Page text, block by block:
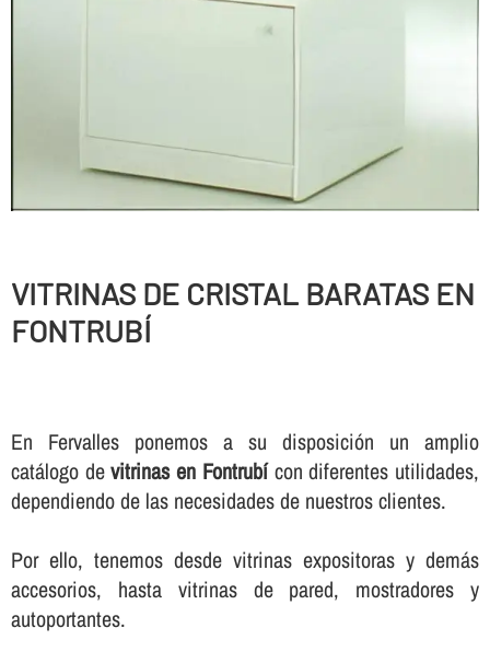
VITRINAS DE CRISTAL BARATAS EN
FONTRUBÍ
En Fervalles ponemos a su disposición un amplio
catálogo devitrinas en Fontrubícon diferentes utilidades,
dependiendo de las necesidades de nuestros clientes.
Por ello, tenemos desde vitrinas expositoras y demás
accesorios, hasta vitrinas de pared, mostradores y
autoportantes.